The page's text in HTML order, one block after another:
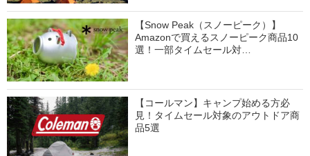
【Snow Peak（スノーピーク）】
Amazonで買えるスノーピーク商品10
選！一部タイムセール対…
【コールマン】キャンプ始める方必
見！タイムセール対象のアウトドア商
品5選